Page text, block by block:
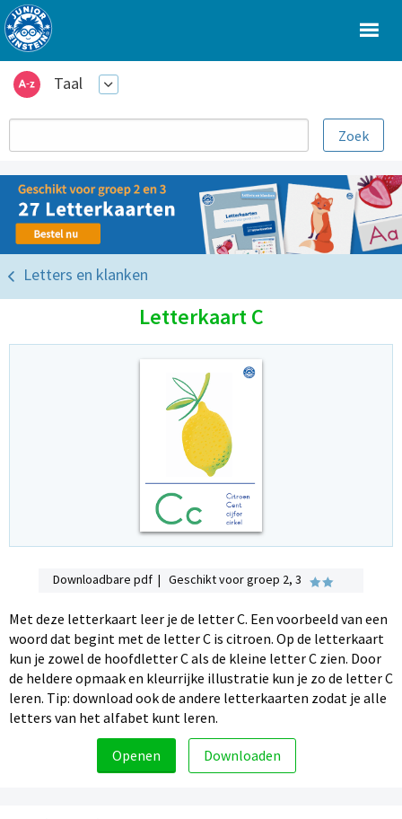
Taal
Letters en klanken
Letterkaart C
Downloadbare pdf | Geschikt voor groep 2, 3
Met deze letterkaart leer je de letter C. Een voorbeeld van een
woord dat begint met de letter C is citroen. Op de letterkaart
kun je zowel de hoofdletter C als de kleine letter C zien. Door
de heldere opmaak en kleurrijke illustratie kun je zo de letter C
leren. Tip: download ook de andere letterkaarten zodat je alle
letters van het alfabet kunt leren.
Openen Downloaden